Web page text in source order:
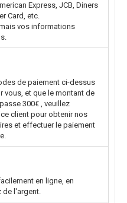
Express, JCB, Diners
Card, etc.
vos informations
de paiement ci-dessus
vous, et que le montant de
300€ , veuillez
client pour obtenir nos
et effectuer le paiement
en ligne, en
de l'argent.